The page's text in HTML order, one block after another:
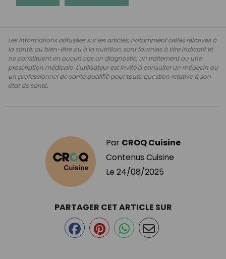
Les informations diffusées sur les articles, notamment celles relatives à
la santé, au bien-être ou à la nutrition, sont fournies à titre indicatif et
ne constituent en aucun cas un diagnostic, un traitement ou une
prescription médicale. L'utilisateur est invité à consulter un médecin ou
un professionnel de santé qualifié pour toute question relative à son
état de santé.
Par CROQ Cuisine
Contenus Cuisine
Le 24/08/2025
PARTAGER CET ARTICLE SUR